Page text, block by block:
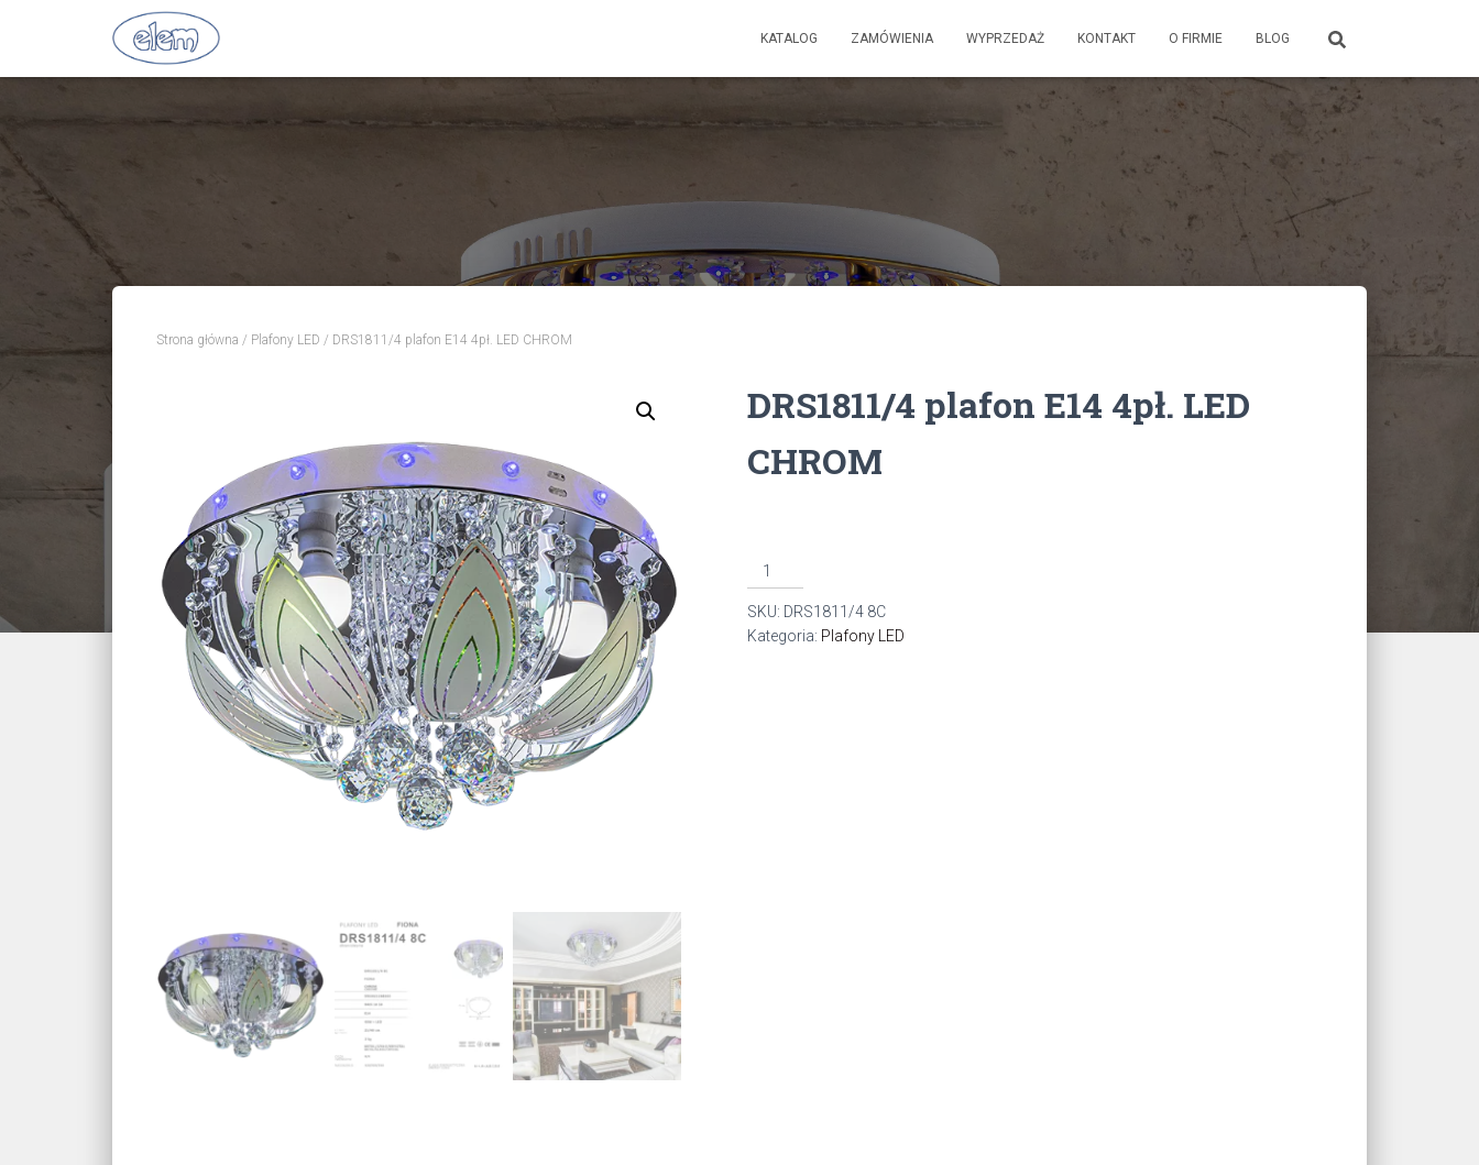
KATALOG ZAMÓWIENIA WYPRZEDAŻ KONTAKT O FIRMIE BLOG
Strona główna / Plafony LED / DRS1811/4 plafon E14 4pł. LED CHROM
DRS1811/4 plafon E14 4pł. LED
CHROM
ilość
DRS1811/4
plafon
E14
SKU: DRS1811/4 8C
Kategoria: Plafony LED